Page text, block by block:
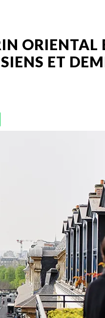
ORIENTAL
ET